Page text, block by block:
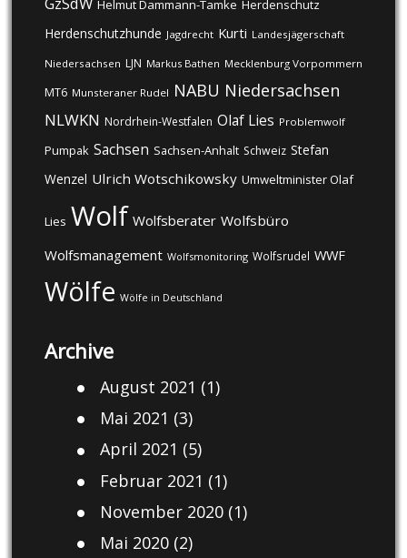
Helmut Dammann-Tamke Herdenschutz
Herdenschutzhunde Jagdrecht Kurti Landesjägerschaft
Niedersachsen LJN Markus Bathen Mecklenburg Vorpommern
MT6 Munsteraner Rudel NABU Niedersachsen
NLWKN Nordrhein-Westfalen Olaf Lies Problemwolf
Pumpak Sachsen Sachsen-Anhalt Schweiz Stefan
Wenzel Ulrich Wotschikowsky Umweltminister Olaf
Lies Wolf Wolfsberater Wolfsbüro
Wolfsmanagement Wolfsmonitoring Wolfsrudel WWF
Wölfe Wölfe in Deutschland
Archive
August 2021 (1)
Mai 2021 (3)
April 2021 (5)
Februar 2021 (1)
November 2020(1)
Mai 2020(2)